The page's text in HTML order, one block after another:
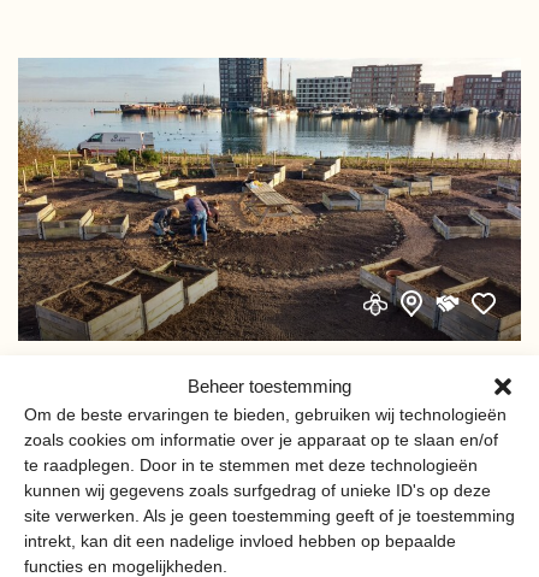
Beheer toestemming
Om de beste ervaringen te bieden, gebruiken wij technologieën
zoals cookies om informatie over je apparaat op te slaan en/of
te raadplegen. Door in te stemmen met deze technologieën
kunnen wij gegevens zoals surfgedrag of unieke ID's op deze
site verwerken. Als je geen toestemming geeft of je toestemming
intrekt, kan dit een nadelige invloed hebben op bepaalde
functies en mogelijkheden.
MOESTUINVERENIGING
PROEFEILAND
De Moestuinvereniging Proefeiland biedt buurtbewoners
een permanente locatie op IJburg om groente te telen.